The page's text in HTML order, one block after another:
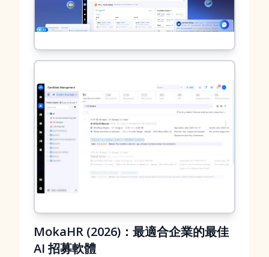
MokaHR (2026)：最適合企業的最佳
AI 招募軟體